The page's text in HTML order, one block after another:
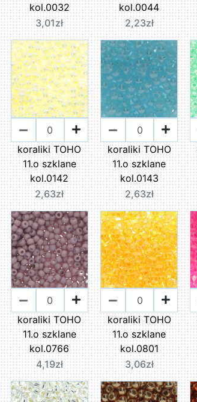
kol.0032
3,01zł
kol.0044
2,23zł
koraliki TOHO
11.o szklane
kol.0142
2,63zł
koraliki TOHO
11.o szklane
kol.0143
2,63zł
koraliki TOHO
11.o szklane
kol.0766
4,19zł
koraliki TOHO
11.o szklane
kol.0801
3,06zł